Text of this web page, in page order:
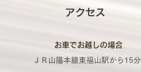
アクセス
​お車でお越しの場合
ＪＲ山陽本線東福山駅から15分